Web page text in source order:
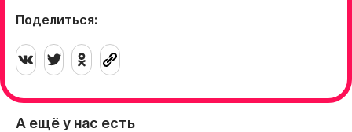
Поделиться:
А ещё у нас есть